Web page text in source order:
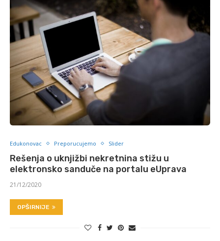
Edukonovac Preporucujemo Slider
Rešenja o uknjižbi nekretnina stižu u
elektronsko sanduče na portalu eUprava
21/12/2020
OPŠIRNIJE